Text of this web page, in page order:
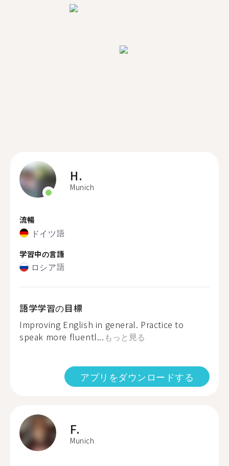
H.
Munich
流暢
ドイツ語
学習中の言語
ロシア語
語学学習の目標
Improving English in general. Practice to
speak more fluentl... もっと見る
アプリをダウンロードする
F.
Munich